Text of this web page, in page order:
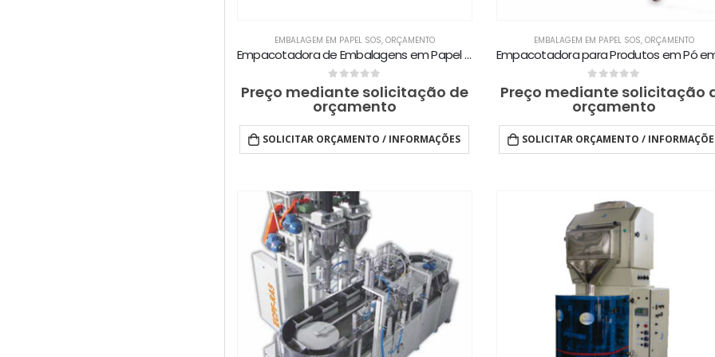
EMBALAGEM EM PAPEL SOS, ORÇAMENTO
Empacotadora de Embalagens em Papel tipo SOS com Enfardadeira ECPF-VL
out of 5
Preço mediante solicitação de
orçamento
SOLICITAR ORÇAMENTO / INFORMAÇÕES
EMBALAGEM EM PAPEL SOS, ORÇAMENTO
out of 5
Preço mediante solicitação
orçamento
SOLICITAR ORÇAMENTO /